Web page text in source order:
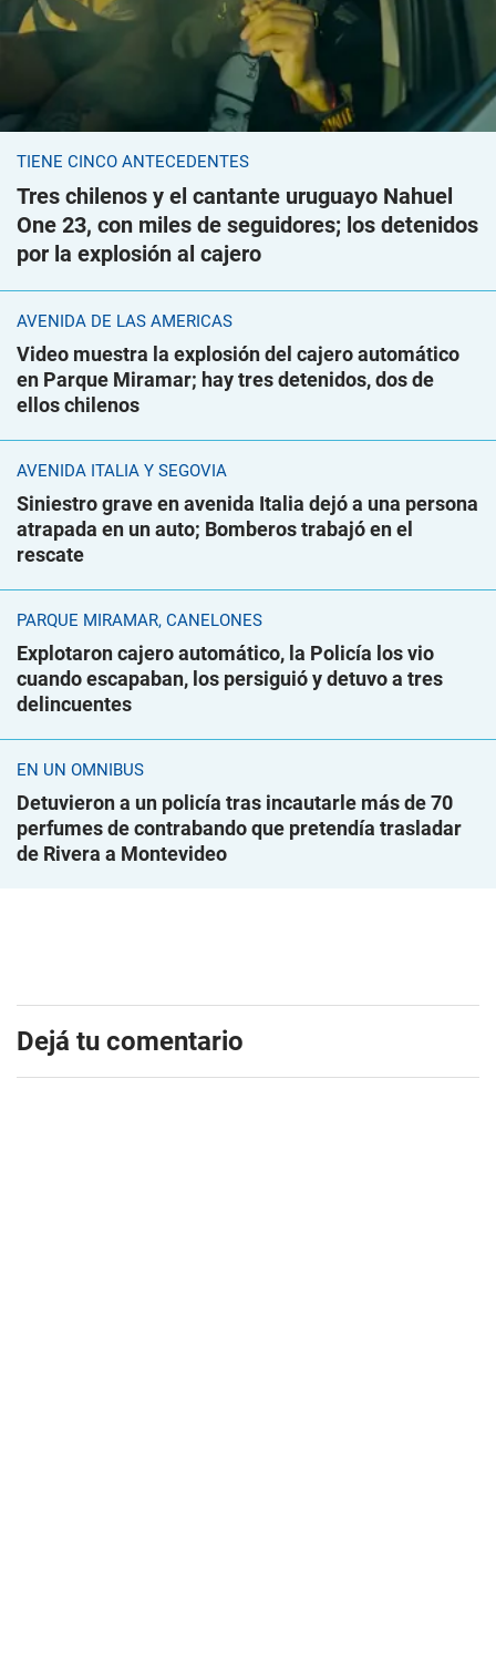
TIENE CINCO ANTECEDENTES
Tres chilenos y el cantante uruguayo Nahuel
One 23, con miles de seguidores; los detenidos
por la explosión al cajero
AVENIDA DE LAS AMÉRICAS
Video muestra la explosión del cajero automático
en Parque Miramar; hay tres detenidos, dos de
ellos chilenos
AVENIDA ITALIA Y SEGOVIA
Siniestro grave en avenida Italia dejó a una persona
atrapada en un auto; Bomberos trabajó en el
rescate
PARQUE MIRAMAR, CANELONES
Explotaron cajero automático, la Policía los vio
cuando escapaban, los persiguió y detuvo a tres
delincuentes
EN UN ÓMNIBUS
Detuvieron a un policía tras incautarle más de 70
perfumes de contrabando que pretendía trasladar
de Rivera a Montevideo
Dejá tu comentario